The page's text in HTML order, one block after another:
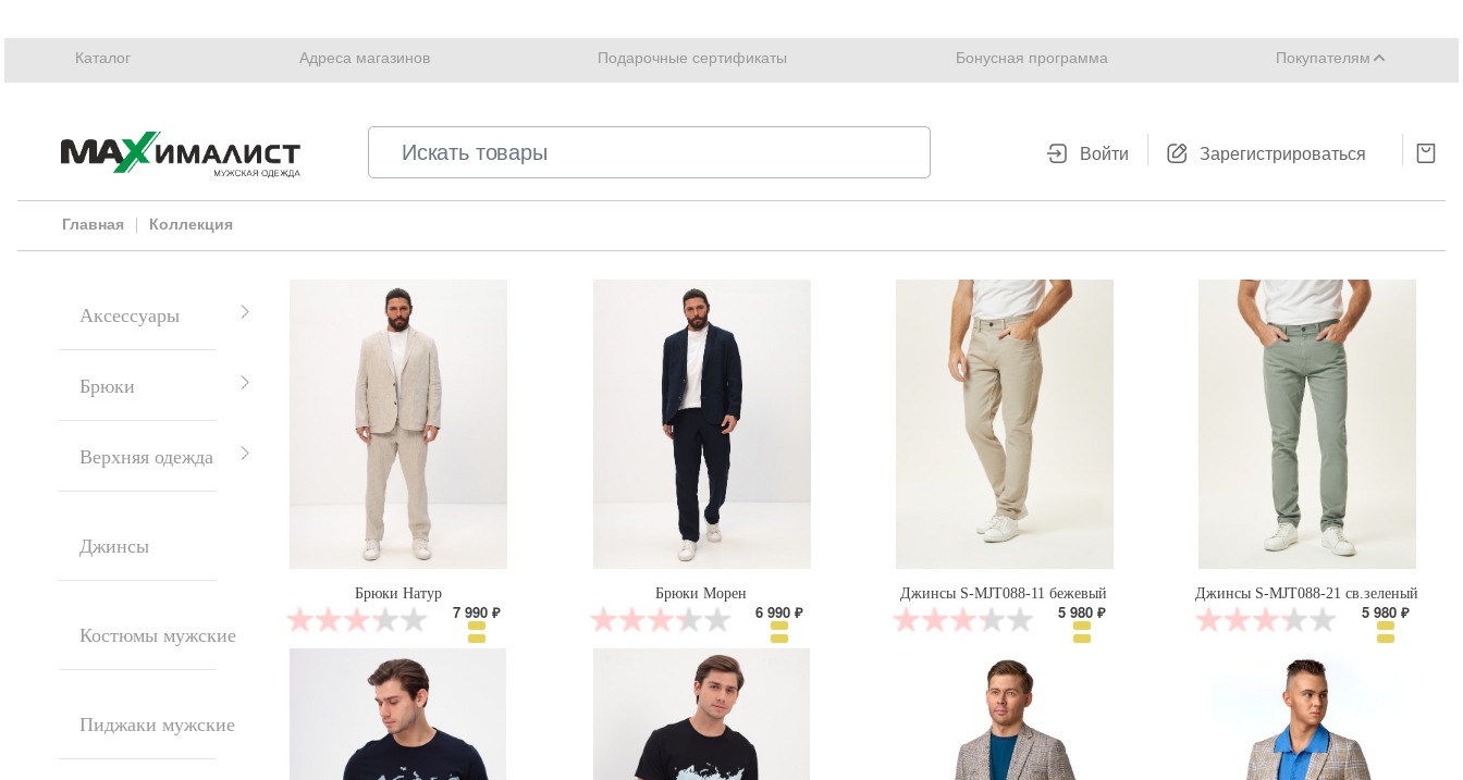
Каталог Адреса магазинов Подарочные сертификаты Бонусная программа Покупателям
Войти Зарегистрироваться
Главная Коллекция
Аксессуары
Брюки
Верхняя одежда
Джинсы
Костюмы мужские
Пиджаки мужские
Брюки Натур
7 990 ₽
Брюки Морен
6 990 ₽
Джинсы S-MJT088-11 бежевый
5 980 ₽
Джинсы S-MJT088-21 св.зеленый
5 980 ₽